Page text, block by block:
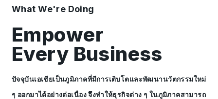
What We're Doing
Empower
Every Business
ปัจจุบันเอเชียเป็นภูมิภาคที่มีการเติบโตและพัฒนานวัตกรรมใหม่
ๆ ออกมาได้อย่างต่อเนื่อง จึงทำให้ธุรกิจต่าง ๆ ในภูมิภาคสามารถ